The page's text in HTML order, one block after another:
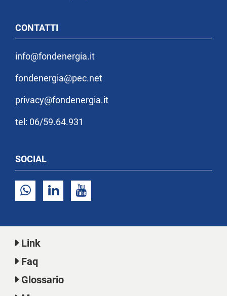
CONTATTI
info@fondenergia.it
fondenergia@pec.net
privacy@fondenergia.it
tel: 06/59.64.931
SOCIAL
Link
Faq
Glossario